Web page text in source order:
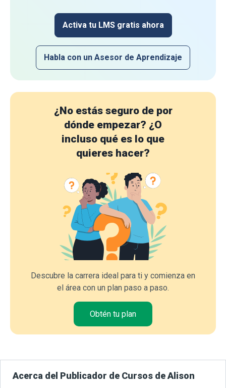
Activa tu LMS gratis ahora
Habla con un Asesor de Aprendizaje
¿No estás seguro de por
dónde empezar? ¿O
incluso qué es lo que
quieres hacer?
Descubre la carrera ideal para ti y comienza en
el área con un plan paso a paso.
Obtén tu plan
Acerca del Publicador de Cursos de Alison